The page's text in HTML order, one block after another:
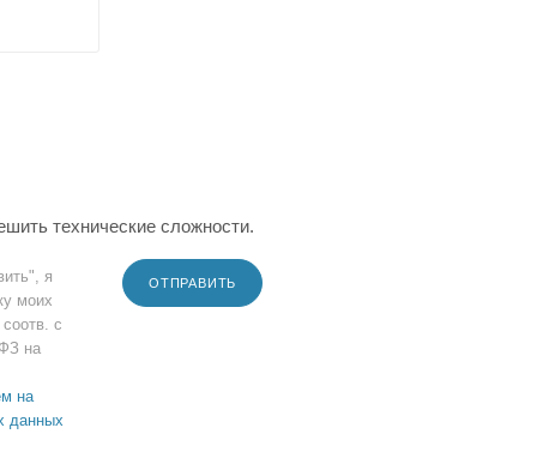
технические сложности.
я
моих
с
на
на
данных
ОТПРАВИТЬ